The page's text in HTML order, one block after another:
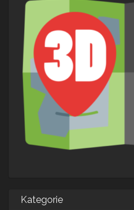
Kategorie